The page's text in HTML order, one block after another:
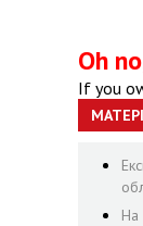
Oh
If you
На